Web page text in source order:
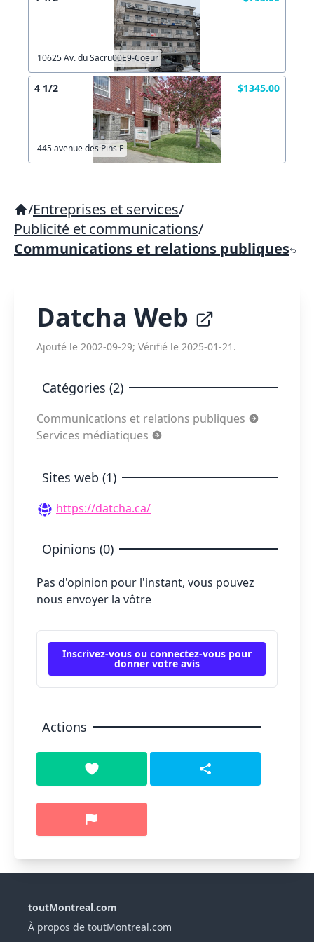
10625 Av. du Sacru00E9-Coeur
4 1/2 $1345.00
445 avenue des Pins E
/Entreprises et services/
Publicité et communications/
Communications et relations publiques
Datcha Web
Ajouté le 2002-09-29; Vérifié le 2025-01-21.
Catégories (2)
Communications et relations publiques
Services médiatiques
Sites web (1)
https://datcha.ca/
Opinions (0)
Pas d'opinion pour l'instant, vous pouvez
nous envoyer la vôtre
Inscrivez-vous ou connectez-vous pour
donner votre avis
Actions
toutMontreal.com
À propos de toutMontreal.com